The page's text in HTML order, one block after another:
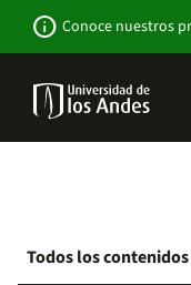
contenido
info Conoce nuestros
Todos los contenidos